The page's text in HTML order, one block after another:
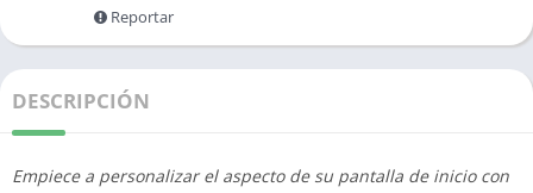
Reportar
DESCRIPCIÓN
Empiece a personalizar el aspecto de su pantalla de inicio con